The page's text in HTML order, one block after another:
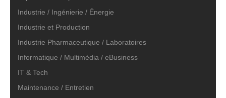
Industrie / Ingénierie / Énergie
Industrie et Production
Industrie Pharmaceutique / Laboratoires
Informatique / Multimédia / eBusiness
IT & Tech
Maintenance / Entretien